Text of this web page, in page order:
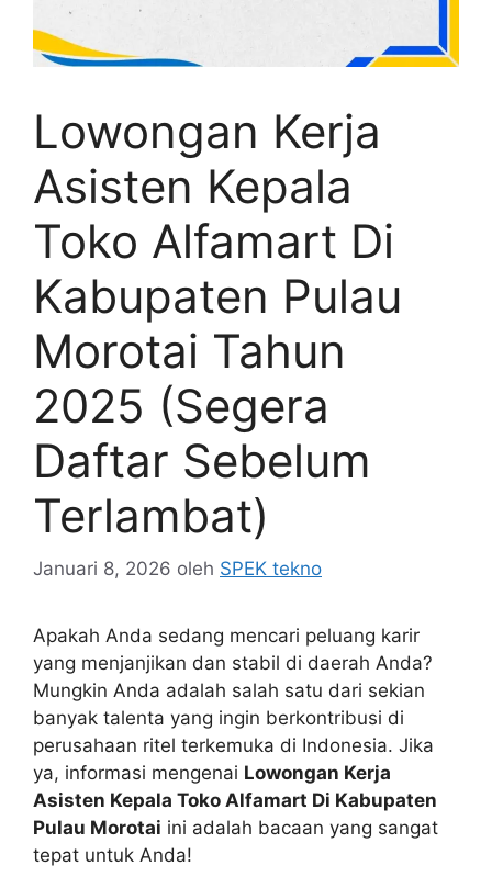
Lowongan Kerja
Asisten Kepala
Toko Alfamart Di
Kabupaten Pulau
Morotai Tahun
2025 (Segera
Daftar Sebelum
Terlambat)
Januari 8, 2026 oleh SPEK tekno
Apakah Anda sedang mencari peluang karir
yang menjanjikan dan stabil di daerah Anda?
Mungkin Anda adalah salah satu dari sekian
banyak talenta yang ingin berkontribusi di
perusahaan ritel terkemuka di Indonesia. Jika
ya, informasi mengenai Lowongan Kerja
Asisten Kepala Toko Alfamart Di Kabupaten
Pulau Morotai ini adalah bacaan yang sangat
tepat untuk Anda!